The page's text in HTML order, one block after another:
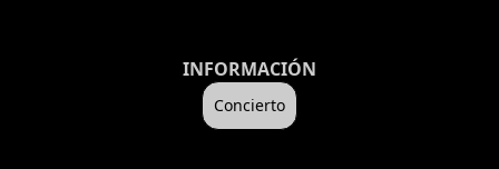
INFORMACIÓN
Concierto